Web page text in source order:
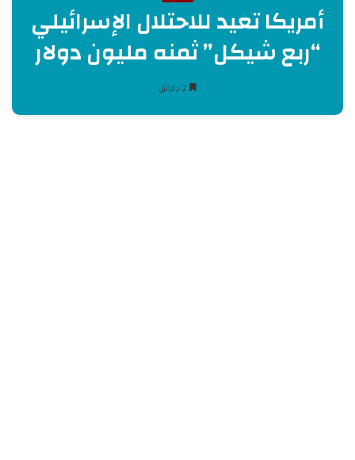
أمريكا تعيد للاحتلال الإسرائيلي
“ربع شيكل” ثمنه مليون دولار